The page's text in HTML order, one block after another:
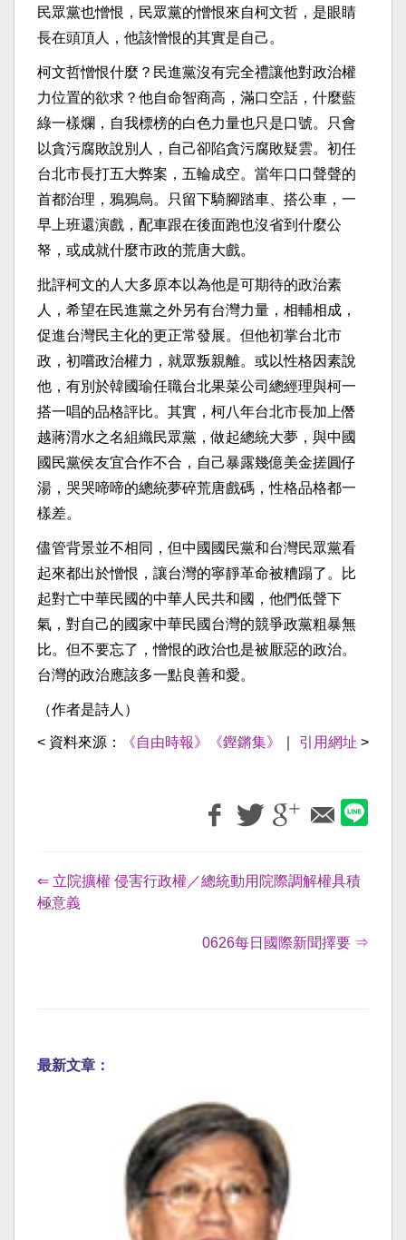
民眾黨也憎恨，民眾黨的憎恨來自柯文哲，是眼睛
長在頭頂人，他該憎恨的其實是自己。
柯文哲憎恨什麼？民進黨沒有完全禮讓他對政治權
力位置的欲求？他自命智商高，滿口空話，什麼藍
綠一樣爛，自我標榜的白色力量也只是口號。只會
以貪污腐敗說別人，自己卻陷貪污腐敗疑雲。初任
台北市長打五大弊案，五輪成空。當年口口聲聲的
首都治理，鴉鴉烏。只留下騎腳踏車、搭公車，一
早上班還演戲，配車跟在後面跑也沒省到什麼公
帑，或成就什麼市政的荒唐大戲。
批評柯文的人大多原本以為他是可期待的政治素
人，希望在民進黨之外另有台灣力量，相輔相成，
促進台灣民主化的更正常發展。但他初掌台北市
政，初嚐政治權力，就眾叛親離。或以性格因素說
他，有別於韓國瑜任職台北果菜公司總經理與柯一
搭一唱的品格評比。其實，柯八年台北市長加上僭
越蔣渭水之名組織民眾黨，做起總統大夢，與中國
國民黨侯友宜合作不合，自己暴露幾億美金搓圓仔
湯，哭哭啼啼的總統夢碎荒唐戲碼，性格品格都一
樣差。
儘管背景並不相同，但中國國民黨和台灣民眾黨看
起來都出於憎恨，讓台灣的寧靜革命被糟蹋了。比
起對亡中華民國的中華人民共和國，他們低聲下
氣，對自己的國家中華民國台灣的競爭政黨粗暴無
比。但不要忘了，憎恨的政治也是被厭惡的政治。
台灣的政治應該多一點良善和愛。
（作者是詩人）
< 資料來源： 《自由時報》《鏗鏘集》 引用網址 >
⇐ 立院擴權 侵害行政權／總統動用院際調解權具積
極意義
0626每日國際新聞擇要 ⇒
最新文章：